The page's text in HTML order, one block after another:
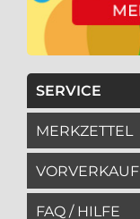
SERVICE
MERKZETTEL
VORVERKAUF
FAQ / HILFE